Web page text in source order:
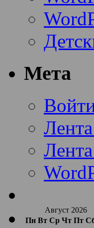
Мета
Август 2026
Пн Вт Ср Чт Пт